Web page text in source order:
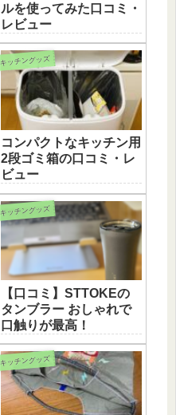
ルを使ってみた口コミ・
レビュー
キッチングッズ
コンパクトなキッチン用
2段ゴミ箱の口コミ・レ
ビュー
キッチングッズ
【口コミ】STTOKEの
タンブラー おしゃれで
口触りが最高！
キッチングッズ